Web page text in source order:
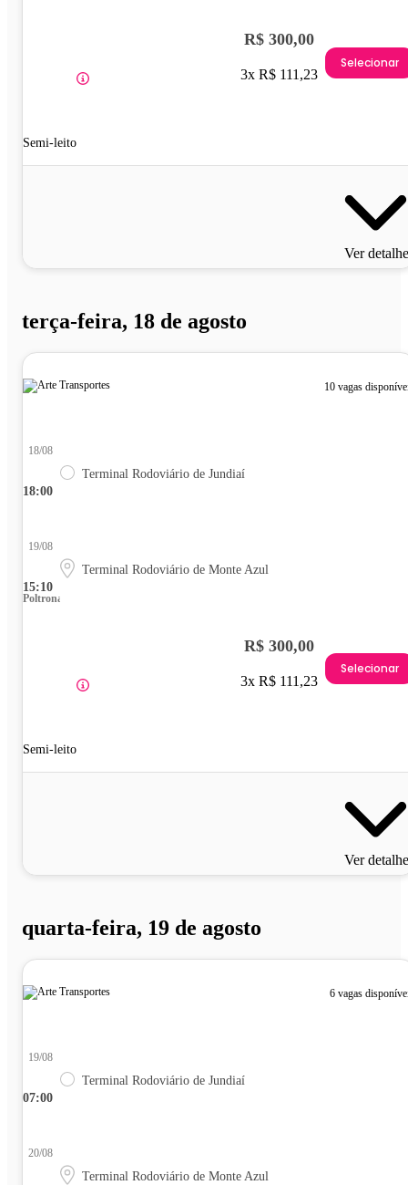
Semi-leito
R$ 300,00
3x R$ 111,23
Selecionar
Ver
terça-feira, 18 de agosto
10 vagas
18:00
18/08
Terminal Rodoviário de Jundiaí
15:10
19/08
Terminal Rodoviário de Monte Azul
Poltrona
Semi-leito
R$ 300,00
3x R$ 111,23
Selecionar
Ver
quarta-feira, 19 de agosto
6 vagas
07:00
19/08
Terminal Rodoviário de Jundiaí
20/08
Terminal Rodoviário de Monte Azul